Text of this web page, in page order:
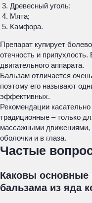
Древесный уголь;
Мята;
Камфора.
Препарат купирует
отечность и
двигательного аппарата.
Бальзам отличается
поэтому его называют
эффективных.
Рекомендации
традиционные – только
массажными движениями,
оболочки и в глаза.
Частые
Каковы основные
бальзама из яда